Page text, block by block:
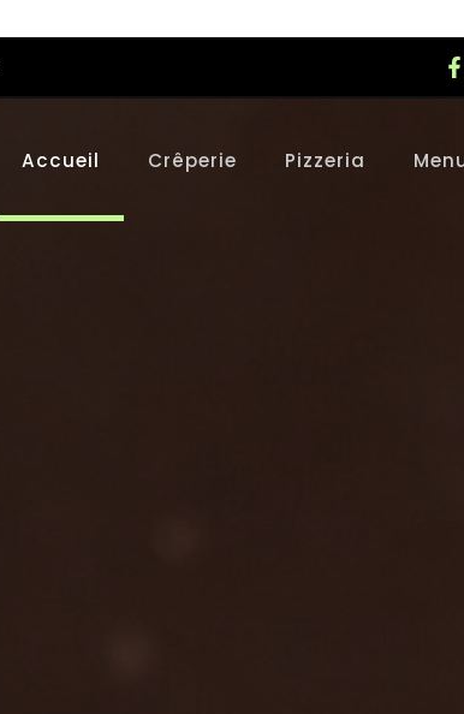
Accueil Crêperie Pizzeria